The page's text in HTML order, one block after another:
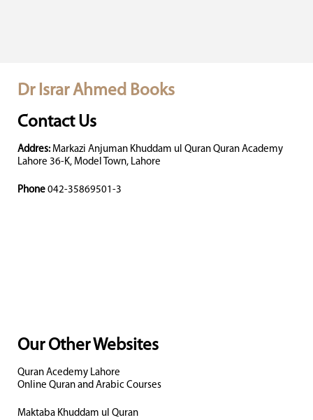
Dr Israr Ahmed Books
Contact Us
Addres: Markazi Anjuman Khuddam ul Quran Quran Academy
Lahore 36-K, Model Town, Lahore
Phone 042-35869501-3
Our Other Websites
Quran Acedemy Lahore
Online Quran and Arabic Courses
Maktaba Khuddam ul Quran